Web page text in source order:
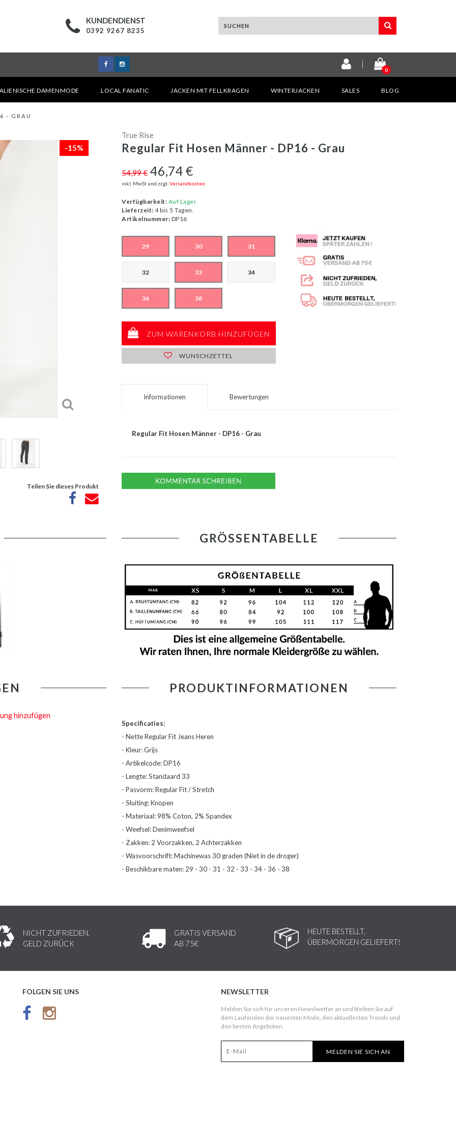
KUNDENDIENST
0392 9267 8235
0
DAMENMODE LOCAL FANATIC JACKEN MIT FELLKRAGEN WINTERJACKEN SALES BLOG
- GRAU
-15%
Teilen Sie dieses Produkt
True Rise
Regular Fit Hosen Männer - DP16 - Grau
54,99 € 46,74 €
inkl. MwSt und zzgl. Versandkosten
Verfügbarkeit: Auf Lager
Lieferzeit: 4 bis 5 Tagen.
Artikelnummer: DP16
29 30 31
32 33 34
36 38
ZUM WARENKORB HINZUFÜGEN
WUNSCHZETTEL
Informationen Bewertungen
Regular Fit Hosen Männer - DP16 - Grau
GRÖSSENTABELLE
hinzufügen
PRODUKTINFORMATIONEN
Specificaties:
- Nette Regular Fit Jeans Heren
- Kleur: Grijs
- Artikelcode: DP16
- Lengte: Standaard 33
- Pasvorm: Regular Fit / Stretch
- Sluiting: Knopen
- Materiaal: 98% Coton, 2% Spandex
- Weefsel: Denimweefsel
- Zakken: 2 Voorzakken, 2 Achterzakken
- Wasvoorschrift: Machinewas 30 graden (Niet in de droger)
- Beschikbare maten: 29 - 30 - 31 - 32 - 33 - 34 - 36 - 38
NICHT ZUFRIEDEN,
GELD ZURÜCK
GRATIS VERSAND
AB 75€
HEUTE BESTELLT,
ÜBERMORGEN GELIEFERT!
FOLGEN SIE UNS NEWSLETTER
Melden Sie sich für unseren Newslwetter an und bleiben Sie auf
dem Laufenden der neuesten Mode, den aktuellesten Trends und
den besten Angeboten.
MELDEN SIE SICH AN